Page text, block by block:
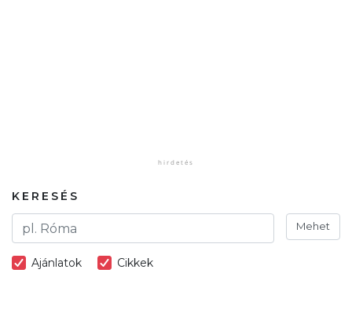
KERESÉS
Mehet
Ajánlatok Cikkek